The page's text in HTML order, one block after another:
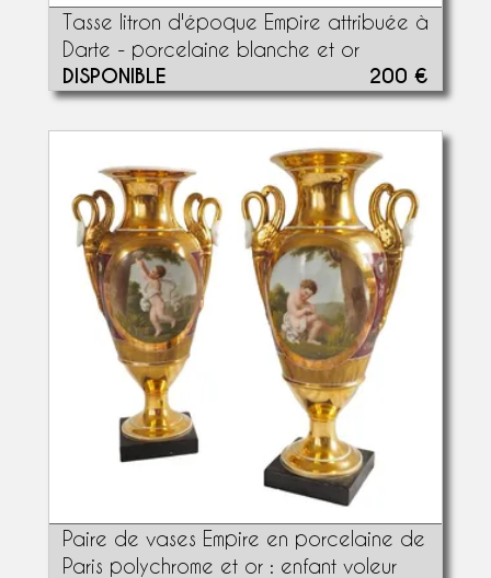
Tasse litron d'époque Empire attribuée à
Darte - porcelaine blanche et or
DISPONIBLE 200 €
Paire de vases Empire en porcelaine de
Paris polychrome et or : enfant voleur